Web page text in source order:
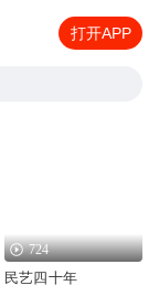
打开APP
724
民艺四十年